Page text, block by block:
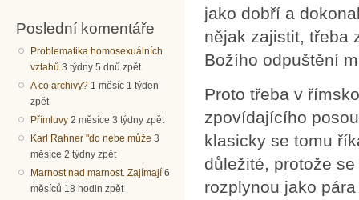
Poslední komentáře
Problematika homosexuálních
vztahů 3 týdny 5 dnů zpět
A co archivy? 1 měsíc 1 týden
zpět
Přímluvy 2 měsíce 3 týdny zpět
Karl Rahner "do nebe může 3
měsíce 2 týdny zpět
Marnost nad marnost. Zajímají 6
měsíců 18 hodin zpět
jako dobří a
nějak zajistit, třeba
Božího odpuštění
Proto třeba v
zpovídajícího
klasicky se tomu
důležité, protože
rozplynou jako